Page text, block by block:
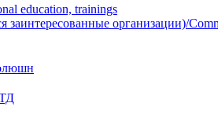
education, trainings
организации)/